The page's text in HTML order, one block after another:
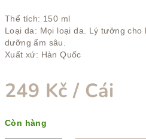
Thể tích: 150 ml
Loại da: Mọi loại da. Lý tưởng cho
dưỡng ẩm sâu.
Xuất xứ: Hàn Quốc
249 Kč/ Cái
đo
lường:
Còn hàng